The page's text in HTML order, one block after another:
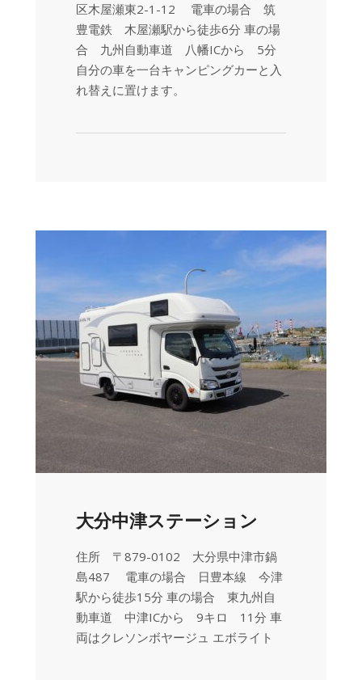
区木屋瀬東2-1-12 電車の場合 筑
豊電鉄 木屋瀬駅から徒歩6分 車の場
合 九州自動車道 八幡ICから 5分
自分の車を一台キャンピングカーと入
れ替えに置けます。
大分中津ステーション
住所 〒879-0102 大分県中津市鍋
島487 電車の場合 日豊本線 今津
駅から徒歩15分 車の場合 東九州自
動車道 中津ICから 9キロ 11分 車
両はクレソンボヤージュ エボライト